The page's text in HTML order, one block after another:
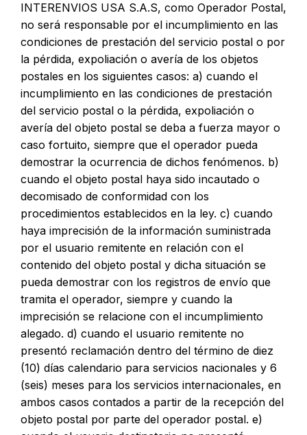
INTERENVIOS USA S.A.S, como Operador Postal,
no será responsable por el incumplimiento en las
condiciones de prestación del servicio postal o por
la pérdida, expoliación o avería de los objetos
postales en los siguientes casos: a) cuando el
incumplimiento en las condiciones de prestación
del servicio postal o la pérdida, expoliación o
avería del objeto postal se deba a fuerza mayor o
caso fortuito, siempre que el operador pueda
demostrar la ocurrencia de dichos fenómenos. b)
cuando el objeto postal haya sido incautado o
decomisado de conformidad con los
procedimientos establecidos en la ley. c) cuando
haya imprecisión de la información suministrada
por el usuario remitente en relación con el
contenido del objeto postal y dicha situación se
pueda demostrar con los registros de envío que
tramita el operador, siempre y cuando la
imprecisión se relacione con el incumplimiento
alegado. d) cuando el usuario remitente no
presentó reclamación dentro del término de diez
(10) días calendario para servicios nacionales y 6
(seis) meses para los servicios internacionales, en
ambos casos contados a partir de la recepción del
objeto postal por parte del operador postal. e)